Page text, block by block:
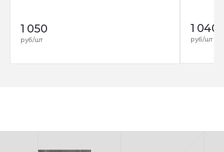
1 050
руб/шт
1 040
руб/шт